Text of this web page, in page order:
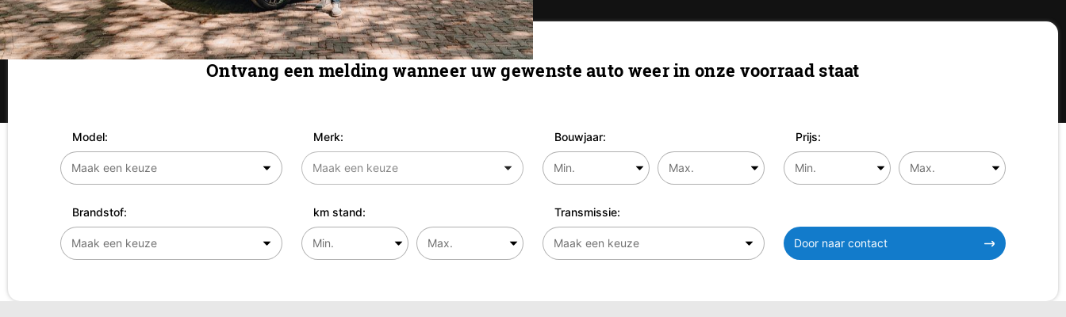
Ontvang een melding wanneer uw gewenste auto weer in onze voorraad staat
Model: Merk: Bouwjaar: Prijs:
Brandstof: km stand: Transmissie:
Door naar contact